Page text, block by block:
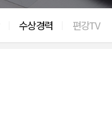
수상경력 편강TV